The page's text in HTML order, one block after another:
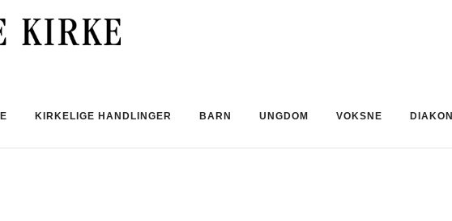
KIRKELIGE HANDLINGER BARN UNGDOM VOKSNE DIAKONI